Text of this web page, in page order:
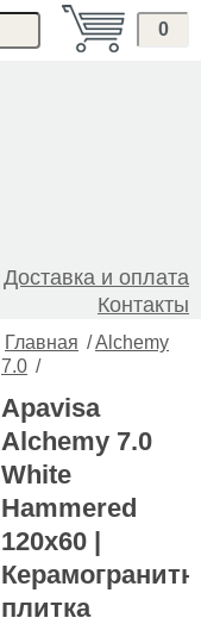
0
Доставка и оплата
Контакты
Главная /Alchemy
7.0 /
Apavisa
Alchemy 7.0
White
Hammered
120x60 |
плитка